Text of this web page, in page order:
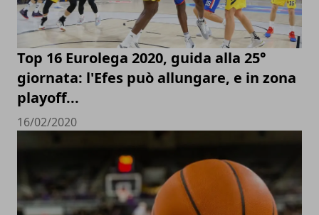
Top 16 Eurolega 2020, guida alla 25°
giornata: l'Efes può allungare, e in zona
playoff...
16/02/2020